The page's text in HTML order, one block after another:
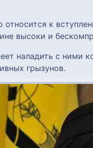
относится к
высоки и
наладить с ними
грызунов.